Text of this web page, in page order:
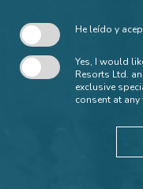
electrónico
He leído y
Yes, I would
Resorts Ltd.
exclusive
consent at any